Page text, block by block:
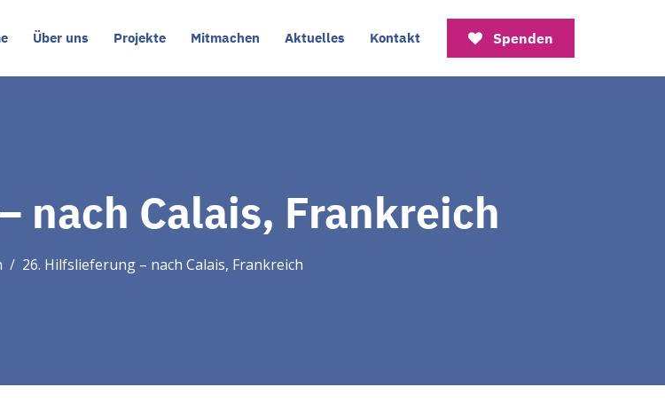
Spenden
Über uns Projekte Mitmachen Aktuelles Kontakt
nach Calais, Frankreich
26. Hilfslieferung – nach Calais, Frankreich